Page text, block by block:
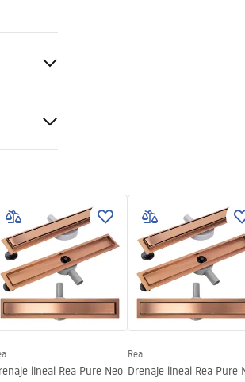
lineal Rea Pure Neo
Rea
Drenaje lineal Rea Pure